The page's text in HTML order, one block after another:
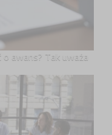
awans? Tak uważa